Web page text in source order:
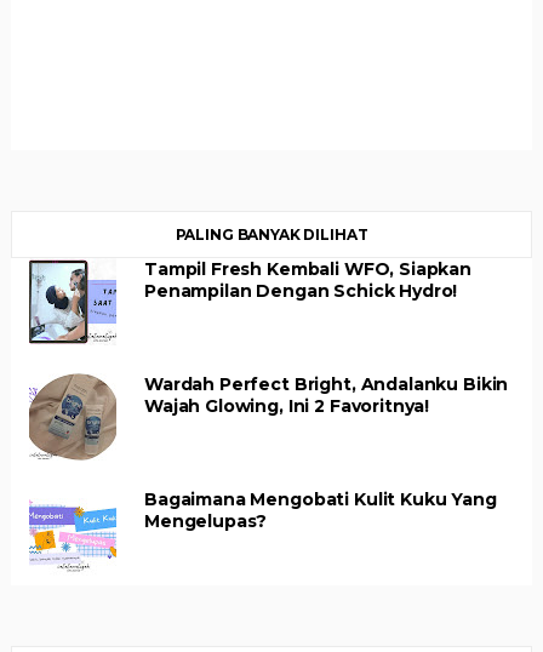
PALING BANYAK DILIHAT
Tampil Fresh Kembali WFO, Siapkan
Penampilan Dengan Schick Hydro!
Wardah Perfect Bright, Andalanku Bikin
Wajah Glowing, Ini 2 Favoritnya!
Bagaimana Mengobati Kulit Kuku Yang
Mengelupas?